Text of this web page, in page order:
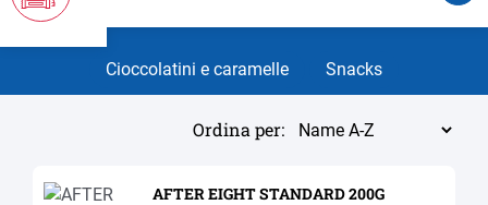
Cioccolatini e caramelle Snacks
Ordina per:
AFTER EIGHT STANDARD 200G